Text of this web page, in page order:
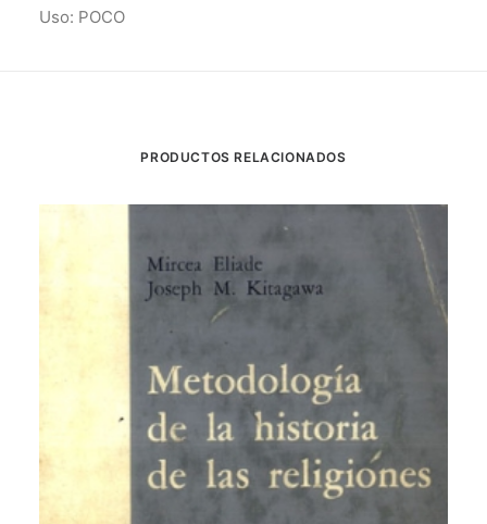
Uso: POCO
PRODUCTOS RELACIONADOS